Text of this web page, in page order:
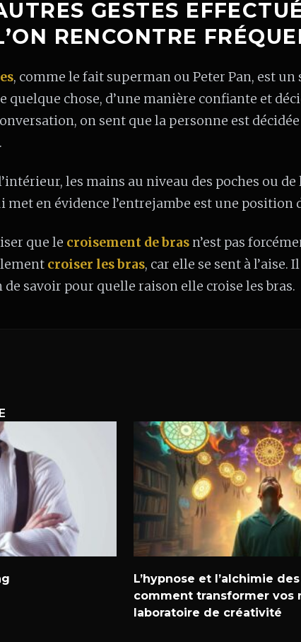
GESTES
RENCONTRE
, comme le fait superman ou Peter Pan, est un
quelque chose, d’une manière confiante et
on sent que la personne est
les mains au niveau des poches ou
met en évidence l’entrejambe est une position
que le croisement de bras n’est pas
croiser les bras, car elle se sent à l’aise.
savoir pour quelle raison elle croise les bras.
L’hypnose et l’alchimie
comment transformer vos
laboratoire de créativité